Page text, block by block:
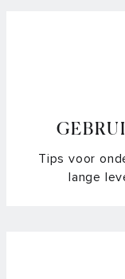
Tips voor
lange